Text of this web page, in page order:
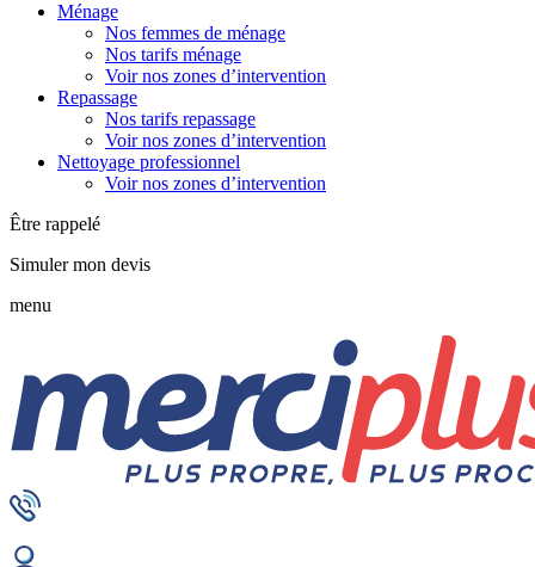
Ménage
Nos femmes de ménage
Nos tarifs ménage
Voir nos zones d’intervention
Repassage
Nos tarifs repassage
Voir nos zones d’intervention
Nettoyage professionnel
Voir nos zones d’intervention
Être rappelé
Simuler mon devis
menu